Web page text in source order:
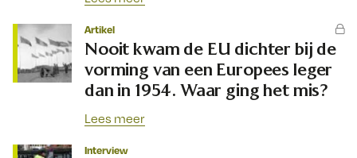
Artikel
Nooit kwam de EU dichter bij de
vorming van een Europees leger
dan in 1954. Waar ging het mis?
Lees meer
Interview